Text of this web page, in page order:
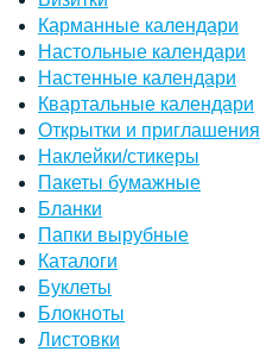
Карманные календари
Настольные календари
Настенные календари
Квартальные календари
Открытки и приглашения
Наклейки/стикеры
Пакеты бумажные
Бланки
Папки вырубные
Каталоги
Буклеты
Блокноты
Листовки